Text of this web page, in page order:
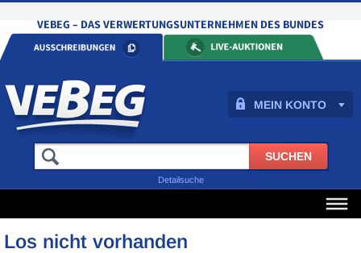
MEIN KONTO
Detailsuche
Los nicht vorhanden